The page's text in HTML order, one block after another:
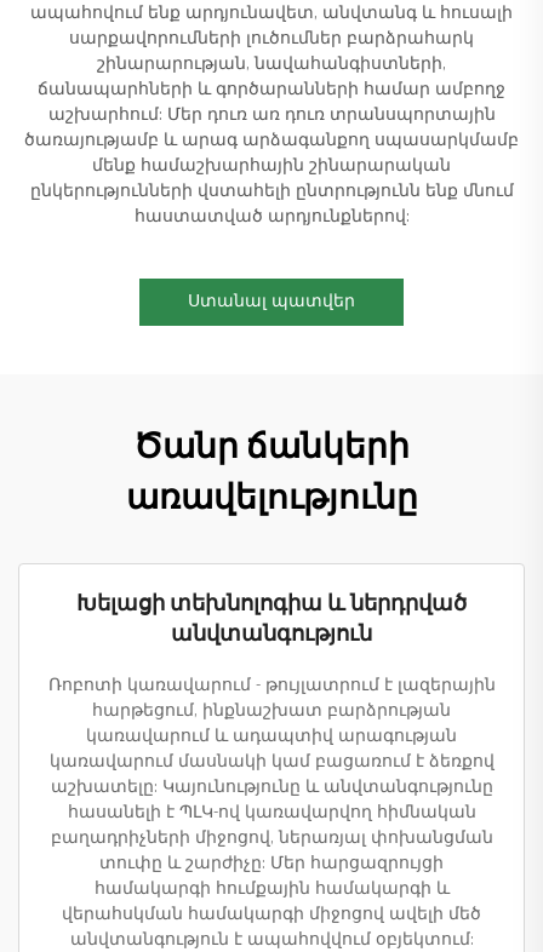
ապահովում ենք արդյունավետ, անվտանգ և հուսալի
սարքավորումների լուծումներ բարձրահարկ
շինարարության, նավահանգիստների,
ճանապարհների և գործարանների համար ամբողջ
աշխարհում: Մեր դուռ առ դուռ տրանսպորտային
ծառայությամբ և արագ արձագանքող սպասարկմամբ
մենք համաշխարհային շինարարական
ընկերությունների վստահելի ընտրությունն ենք մնում
հաստատված արդյունքներով:
Ստանալ պատվեր
Ծանր ճանկերի
առավելությունը
Խելացի տեխնոլոգիա և ներդրված
անվտանգություն
Ռոբոտի կառավարում - թույլատրում է լազերային
հարթեցում, ինքնաշխատ բարձրության
կառավարում և ադապտիվ արագության
կառավարում մասնակի կամ բացառում է ձեռքով
աշխատելը: Կայունությունը և անվտանգությունը
հասանելի է ՊԼԿ-ով կառավարվող հիմնական
բաղադրիչների միջոցով, ներառյալ փոխանցման
տուփը և շարժիչը: Մեր հարցազրույցի
համակարգի հումքային համակարգի և
վերահսկման համակարգի միջոցով ավելի մեծ
անվտանգություն է ապահովվում օբյեկտում: